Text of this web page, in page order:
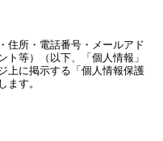
住所・電話番号・メールアド
ト等）（以下、「個人情報」
上に掲示する「個人情報保護
ます。